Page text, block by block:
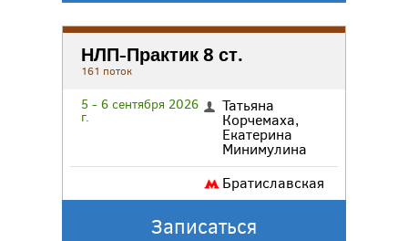
НЛП-Практик 8 ст.
161 поток
5 - 6 сентября 2026
г.
Татьяна
Корчемаха,
Екатерина
Минимулина
Братиславская
Записаться